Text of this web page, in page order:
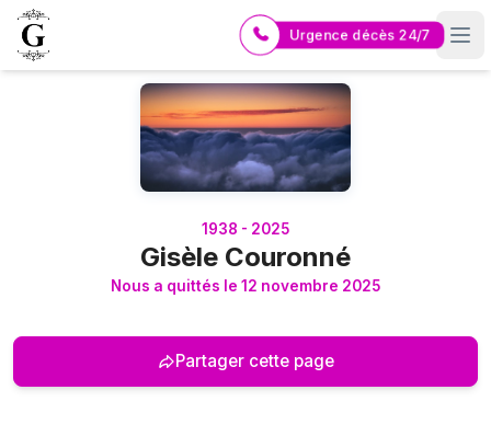
Logo Pompes Funèbres GUERIN
Urgence décès 24/7
1938 - 2025
Gisèle Couronné
Nous a quittés le 12 novembre 2025
Partager cette page